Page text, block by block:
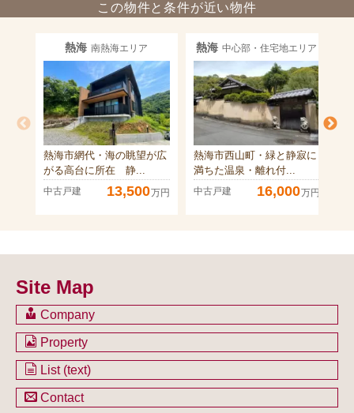
この物件と条件が近い物件
熱海 南熱海エリア
熱海市網代・海の眺望が広
がる高台に所在 静...
中古戸建 13,500万円
熱海 中心部・住宅地エリア
熱海市西山町・緑と静寂に
満ちた温泉・離れ付...
中古戸建 16,000万円
Site Map
Company
会社のご案内
不動産を購入したい方
不動産を売却したい方
不動産買取システム
Property
土地一覧
戸建一覧
マンション一覧
List (text)
土地一覧
Contact